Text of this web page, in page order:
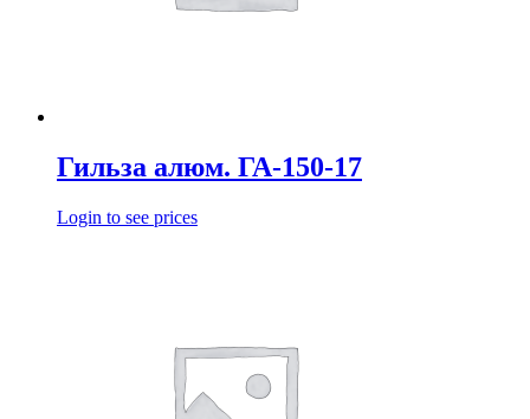
Гильза алюм. ГА-150-17
Login to see prices